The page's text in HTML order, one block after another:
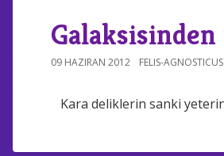
09 HAZIRAN 2012 FELIS-AGNOSTICUS
Kara deliklerin sanki